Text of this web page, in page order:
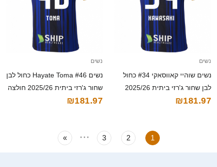
נשים
נשים שוהיי קאווסאקי #34 כחול
לבן שחור ג'רזי ביתית 2025/26
חולצה קצרה
₪181.97
נשים
נשים Hayate Toma #46 כחול לבן
שחור ג'רזי ביתית 2025/26 חולצה
קצרה
₪181.97
1
2
3
...
»